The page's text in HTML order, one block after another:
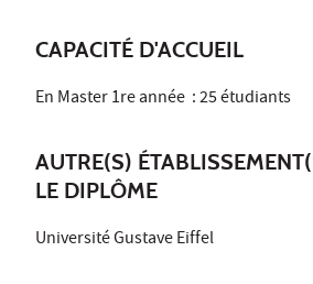
CAPACITÉ D'ACCUEIL
En Master 1re année : 25 étudiants
AUTRE(S)
LE DIPLÔME
Université Gustave Eiffel